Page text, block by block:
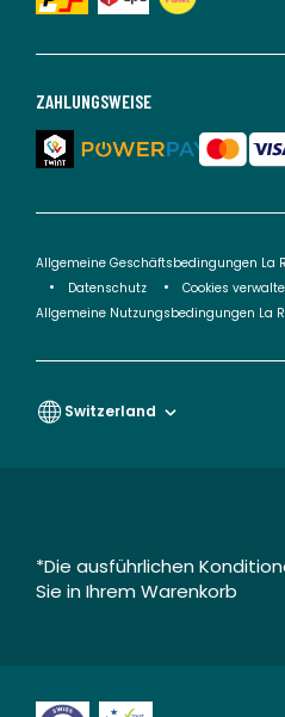
ZAHLUNGSWEISE
Allgemeine Geschäftsbedingungen La
Datenschutz
Cookies
Allgemeine Nutzungsbedingungen La
Switzerland
*Die ausführlichen
Sie in Ihrem Warenkorb